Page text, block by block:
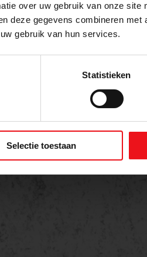
over uw gebruik van onze site
deze gegevens combineren met
gebruik van hun services.
Statistieken
Selectie toestaan